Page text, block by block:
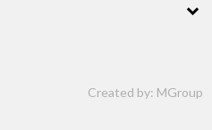
Created by: MGroup